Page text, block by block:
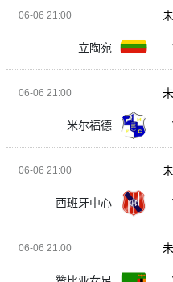
06-06 21:00
立陶宛
06-06 21:00
米尔福德
06-06 21:00
西班牙中心
06-06 21:00